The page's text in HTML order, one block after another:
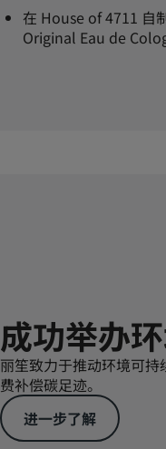
在 House of 4711 自
Original Eau de
成功举办
丽笙致力于推动环境可
费补偿碳足迹。
进一步了解